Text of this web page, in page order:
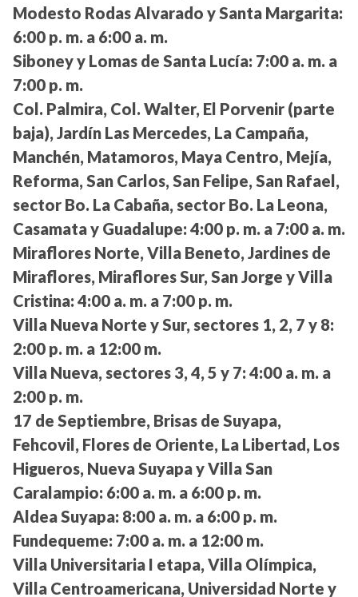
Modesto Rodas Alvarado y Santa Margarita:
6:00 p. m. a 6:00 a. m.
Siboney y Lomas de Santa Lucía: 7:00 a. m. a
7:00 p. m.
Col. Palmira, Col. Walter, El Porvenir (parte
baja), Jardín Las Mercedes, La Campaña,
Manchén, Matamoros, Maya Centro, Mejía,
Reforma, San Carlos, San Felipe, San Rafael,
sector Bo. La Cabaña, sector Bo. La Leona,
Casamata y Guadalupe: 4:00 p. m. a 7:00 a. m.
Miraflores Norte, Villa Beneto, Jardines de
Miraflores, Miraflores Sur, San Jorge y Villa
Cristina: 4:00 a. m. a 7:00 p. m.
Villa Nueva Norte y Sur, sectores 1, 2, 7 y 8:
2:00 p. m. a 12:00 m.
Villa Nueva, sectores 3, 4, 5 y 7: 4:00 a. m. a
2:00 p. m.
17 de Septiembre, Brisas de Suyapa,
Fehcovil, Flores de Oriente, La Libertad, Los
Higueros, Nueva Suyapa y Villa San
Caralampio: 6:00 a. m. a 6:00 p. m.
Aldea Suyapa: 8:00 a. m. a 6:00 p. m.
Fundequeme: 7:00 a. m. a 12:00 m.
Villa Universitaria I etapa, Villa Olímpica,
Villa Centroamericana, Universidad Norte y